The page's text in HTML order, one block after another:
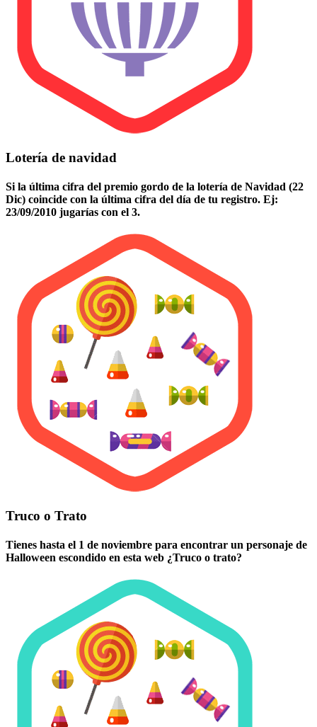
Lotería de navidad
Si la última cifra del premio gordo de la lotería de Navidad (22
Dic) coincide con la última cifra del día de tu registro. Ej:
23/09/2010 jugarías con el 3.
Truco o Trato
Tienes hasta el 1 de noviembre para encontrar un personaje de
Halloween escondido en esta web ¿Truco o trato?